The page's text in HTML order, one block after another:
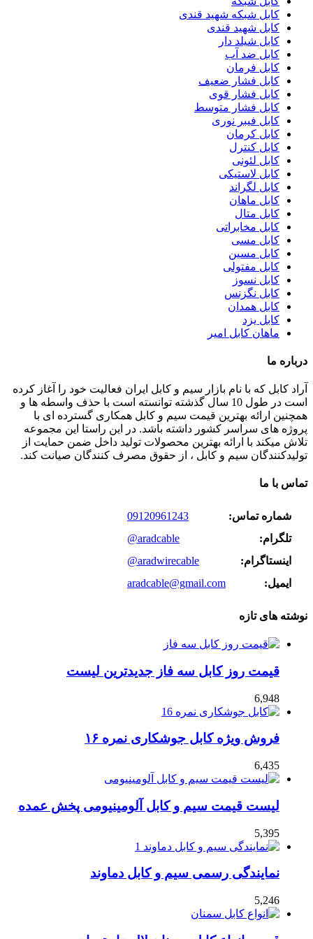
کابل شبکه شهید قندی
کابل شهید قندی
کابل شیلد دار
کابل ضد آب
کابل فرمان
کابل فشار ضعیف
کابل فشار قوی
کابل فشار متوسط
کابل فیبر نوری
کابل کرمان
کابل کنترل
کابل لئونی
کابل لاستیکی
کابل لگراند
کابل ماهان
کابل متال
کابل مخابراتی
کابل مسی
کابل مسین
کابل مفتولی
کابل نسوز
کابل نگزنس
کابل همدان
کابل یزد
ماهان کابل امیر
درباره ما
آراد کابل که با نام بازار سیم و کابل ایران فعالیت خود را آغاز کرده
است در طول 10 سال گذشته توانسته است با حذف واسطه ها و
همچنین ارائه بهترین قیمت سیم و کابل همکاری گسترده ای با
پروژه های سراسر کشور داشته باشد. در این راستا این مجموعه
تلاش میکند با ارائه بهترین محصولات تولید داخل ضمن حمایت از
تولیدکنندگان سیم و کابل ، از حقوق مصرف کنندگان صیانت کند.
تماس با ما
شماره تماس:
09120961243
تلگرام:
@aradcable
اینستاگرام:
@aradwirecable
ایمیل:
aradcable@gmail.com
نوشته های تازه
قیمت روز کابل سه فاز جدیدترین لیست
6,948
فروش ویژه کابل جوشکاری نمره ۱۶
6,435
لیست قیمت سیم و کابل آلومینیومی پخش عمده
5,395
نمایندگی رسمی سیم و کابل دماوند
5,246